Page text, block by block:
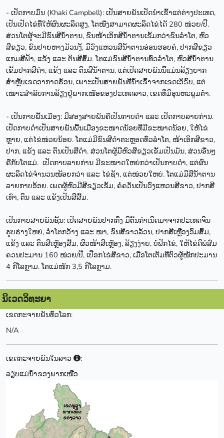
- ເປັດກາບມົ່ນ (Khaki Campbell): ເປັນສາຍພັນເປັດນຳເຂົ້າແຕ່ຕ່າງປະເທດ,
ເປັນເປັດໄຂ່ທີ່ໃຫ້ຜົນຜະລິດສູງ, ໂຕໜື່ງສາມາດຜະລິດໄຂ່ໄດ້ 280 ໜ່ວຍ/ປີ.
ສ່ວນໂຕຜູ້ຈະມີຂົນສີນ້ຳຕານ, ຂົນໜ້າເອິກສີນ້ຳຕານເຂັ້ມກວ່າຂົນລຳໂຕ, ຫົວ
ສີຂຽວ, ຂົນປາຍຫາງມ້ວນງໍ້, ມີວົງແຫວນສີນ້ຳຕານອ່ອນຮອບຄໍ, ປາກສີຂຽວ
ແກມສີຟ້າ, ແຂ້ງ ແລະ ຕິນສີສົ້ມ. ໂຕແມ່ຂົນສີນ້ຳຕານທົ່ວລຳໂຕ, ຫົວສີນ້ຳຕານ
ເຂັ້ມປາກສີດຳ, ແຂ້ງ ແລະ ຕິນສີນ້ຳຕານ. ແຕ່ເປັດສາຍພັນນີ້ແມ່ນລ້ຽງຍາກ
ສຳຫຼັບເຂດອາກາດຮ້ອນ, ເພາະເປັນສາຍພັນທີ່ນ້ຳເຂົ້າຈາກເຂດເອິຣົບ, ແຕ່
ເໝາະສຳລັບການລ້ຽງຢູ່ພາກເໜືອຂອງປະເທດລາວ, ເຂດທີ່ມີອຸນຫະພູມຕ່ຳ.
- ເປັນກາບພື້ນເມືອງ: ມີສອງສາຍພັນຄືເປັນກາບດຳ ແລະ ເປັດກາບລາຍກ່ານ.
ເປັດກາບດຳເປັນສາຍພັນພື້ນເມືອງຂະໜາດນ້ອຍທີ່ມີຂະໜາດນ້ອຍ, ໃຫ້ໄຂ່
ຫຼາຍ, ແຕ່ໄຂ່ໜ່ວຍນ້ອຍ. ໂຕແມ່ມີຂົນສີດຳຕະຫຼອດທົ່ວລຳໂຕ, ໜ້າເອິກສີຂາວ,
ປາກ, ແຂ້ງ ແລະ ຕິນເປັນສີດຳ. ສ່ວນໂຕຜູ້ມີຫົວສີຂຽວເຂັ້ມເປັນມັນ, ສ່ວນອື່ນໆ
ຄືກັບໂຕແມ່. ເປັດກາບລາຍກ່ານ ມີຂະໜາດໃຫຍ່ກວ່າເປັນກາບດຳ, ແຕ່ຜົນ
ຜະລິດໄຂ່ຈຳນວນໜ້ອຍກວ່າ ແລະ ໄຂ່ຊ້າ, ແຕ່ໜ່ວຍໃຫຍ່. ໂຕແມ່ມີສີນ້ຳຕານ
ລາຍກາບອ້ອຍ. ເພດຜູ້ຫົວມີສີຂຽວເຂັ້ມ, ຄໍຄວັ່ນເປັນວົງແຫວນສີຂາວ, ປາກສີ
ເທົາ, ຕິນ ແລະ ແຂ້ງເປັນສີສົ້ມ.
ເປັນກາບສາຍພັນຊຶ້ນ: ເປັດສາຍພັນປາກກິ່ງ ມີຕົ້ນກຳເນິດມາຈາກປະເທດຈິນ
ຮູບຮ່າງໃຫຍ່, ລຳໂຕກວ້າງ ແລະ ໜາ, ຂົນສີຂາວລ້ວນ, ປາກສີເຫຼືອງອົມສົ້ມ,
ແຂ້ງ ແລະ ຕິນສີເຫຼືອງສົ້ມ, ຜິວໜ້າສີເຫຼືອງ, ລ້ຽງງ່າຍ, ບໍ່ຟັກໄຂ່, ໃຫ້ໄຂ່ດີພໍສົມ
ຄວນປະມານ 160 ໜ່ວຍ/ປີ, ເປືອກໄຂ່ສີຂາວ, ເມື່ອໂຕເຕັມທີ່ຕົວຜູ້ໜັກປະມານ
4 ກິໂລກຼາມ. ໂຕແມ່ໜັກ 3,5 ກິໂລກຼາມ.
ນິເວດວິທະຍາ
ເຂດກະຈາຍພັນທົ່ວໂລກ:
N/A
ເຂດກະຈາຍພັນໃນລາວ
:
ລຽບແມ່ນ້ຳຂອງພາກເໜືອ